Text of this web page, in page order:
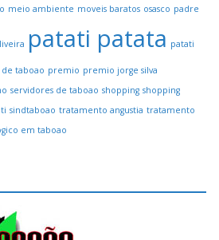
meio ambiente moveis baratos osasco padre
patati patata patati
taboao premio premio jorge silva
servidores de taboao shopping shopping
sindtaboao tratamento angustia tratamento
em taboao